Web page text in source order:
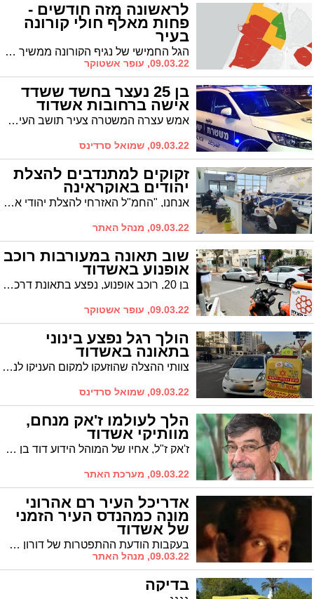
לראשונה מזה חודשים -
פחות מאלף חולי קורונה
בעיר
הגל החמישי של נגיף הקורונה ממשיך בדעיכה, ונתוני התחלואה שמתפרסמים הבוקר, מצביעים על כך שמספר החולים הפעילים בעיר ירד מתחת ל-1000. ציון הרמזור של העיר מתקרב לצבע הצהוב
09.03.22, עופר אשטוקר
בן 25 נעצר בחשד ששדד
אישה ברחובות אשדוד
אמש עצרה המשטרה צעיר תושב העיר (25) בחשד ששדד אישה ברובע ב' בעיר. היום הוא יובא בפני בימ"ש השלום בבקשה להאריך את מעצרו
09.03.22, שמואל סרדינס
זקוקים למתנדבים להצלת
יהודים באוקראינה
אנחנו, "החמ"ל האזרחי להצלת יהודי אוקראינה", זקוקים למתנדבים שיכולים להגיע לחמ"ל שהקמנו באשדוד כדי להתקשר ולענות לשיחות מיהודים שנמצאים שם.
09.03.22, מנהל האתר
שוב תאונה במעורבות רוכב
אופנוע באשדוד
בן 20, רוכב אופנוע, נפצע בתאונת דרכים במעורבות רכב פרטי באשדוד. צוותי ההצלה פינו אותו להמשך טיפול באסותא
09.03.22, עופר אשטוקר
הולך רגל נפצע בינוני
בתאונה באשדוד
צוותי ההצלה שהוזעקו למקום העניקו לנפגע סיוע רפואי ראשוני ופינו אותו לבית החולים כשהוא סובל מחבלת ראש
09.03.22, שמואל סרדינס
הלך לעולמו ז'אק מנחם,
מוותיקי אשדוד
ז'אק ז"ל, אחיו של המוהל הידוע דוד בן מנחם, נפטר בתחילת השבוע והוא בן 76. הוא הותיר אחריו אישה, שלוש בנות ונכדים
09.03.22, מערכת האתר
אדריכל העיר רם אהרוני
מונה כמהנדס העיר הזמני
של אשדוד
בעקבות הודעת ההתפטרות של דורון חזן, מונה באופן זמני אדריכל העיר רם אהרוני כמהנדס עיר עד להוצאת מכרז ומנוי קבוע לתפקיד.
09.03.22, מנהל האתר
בדיקה